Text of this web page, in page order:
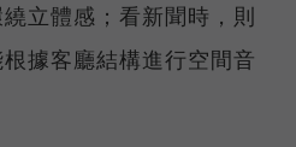
立體感；看新聞時，則
據客廳結構進行空間音